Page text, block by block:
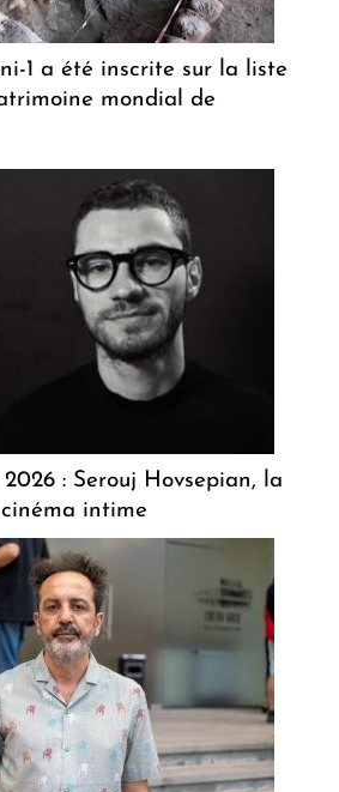
1 a été inscrite sur la liste
mondial de
: Serouj Hovsepian, la
intime